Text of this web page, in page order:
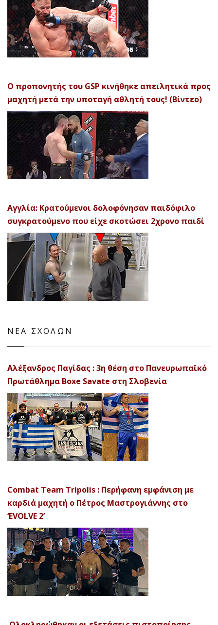
Ο προπονητής του GSP κινήθηκε απειλητικά προς
μαχητή μετά την υποταγή αθλητή τους! (Βίντεο)
Αγγλία: Κρατούμενοι δολοφόνησαν παιδόφιλο
συγκρατούμενο που είχε σκοτώσει 2χρονο παιδί
ΝΕΑ ΣΧΟΛΩΝ
Αλέξανδρος Παγίδας : 3η θέση στο Πανευρωπαϊκό
Πρωτάθλημα Boxe Savate στη Σλοβενία
Combat Team Tripolis : Περήφανη εμφάνιση με
καρδιά μαχητή ο Πέτρος Μαστρογιάννης στο
‘EVOLVE 2’